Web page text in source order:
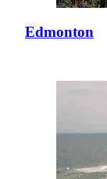
Edmonton